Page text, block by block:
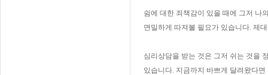
쉼에 대한 죄책감이 있을 때에 그저 나
면밀하게 따져볼 필요가 있습니다. 제
심리상담을 받는 것은 그저 쉬는 것을
있습니다. 지금까지 바쁘게 달려왔다